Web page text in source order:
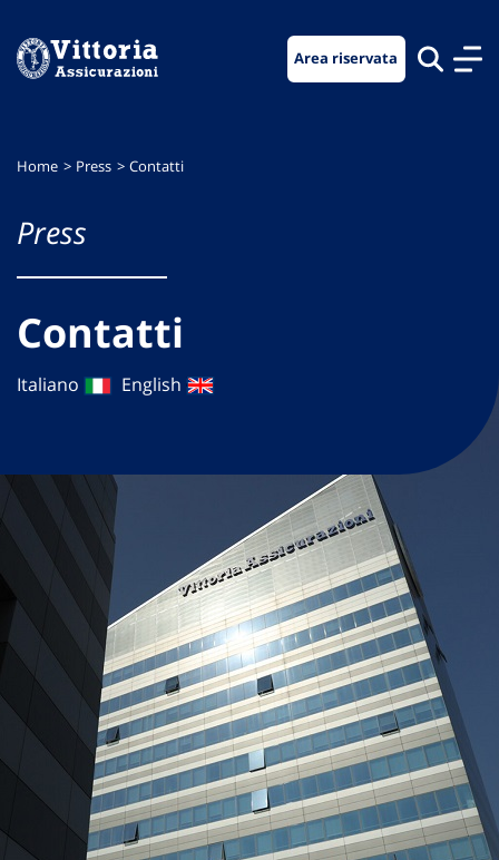
menu
contenuto
footer
Area riservata
Home Press Contatti
Press
Contatti
Italiano English